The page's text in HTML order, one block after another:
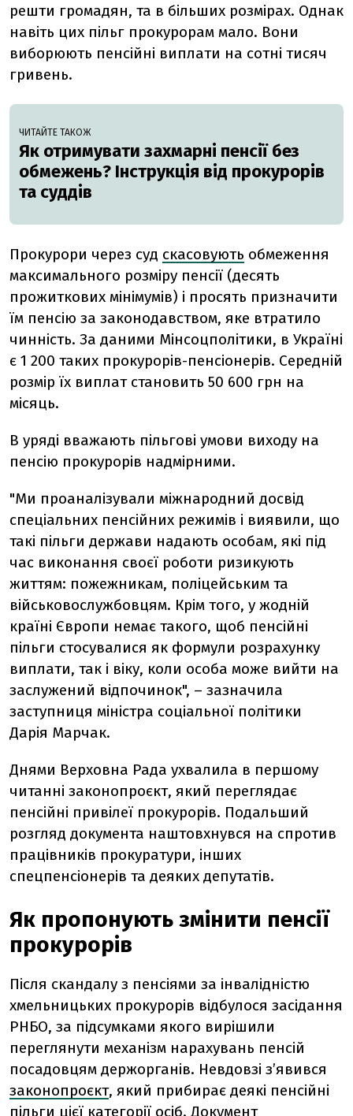
решти громадян, та в більших розмірах. Однак
навіть цих пільг прокурорам мало. Вони
виборюють пенсійні виплати на сотні тисяч
гривень.
ЧИТАЙТЕ ТАКОЖ
Як отримувати захмарні пенсії без
обмежень? Інструкція від прокурорів
та суддів
Прокурори через суд скасовують обмеження
максимального розміру пенсії (десять
прожиткових мінімумів) і просять призначити
їм пенсію за законодавством, яке втратило
чинність. За даними Мінсоцполітики, в Україні
є 1 200 таких прокурорів-пенсіонерів. Середній
розмір їх виплат становить 50 600 грн на
місяць.
В уряді вважають пільгові умови виходу на
пенсію прокурорів надмірними.
"Ми проаналізували міжнародний досвід
спеціальних пенсійних режимів і виявили, що
такі пільги держави надають особам, які під
час виконання своєї роботи ризикують
життям: пожежникам, поліцейським та
військовослужбовцям. Крім того, у жодній
країні Європи немає такого, щоб пенсійні
пільги стосувалися як формули розрахунку
виплати, так і віку, коли особа може вийти на
заслужений відпочинок", – зазначила
заступниця міністра соціальної політики
Дарія Марчак.
Днями Верховна Рада ухвалила в першому
читанні законопроєкт, який переглядає
пенсійні привілеї прокурорів. Подальший
розгляд документа наштовхнувся на спротив
працівників прокуратури, інших
спецпенсіонерів та деяких депутатів.
Як пропонують змінити пенсії
прокурорів
Після скандалу з пенсіями за інвалідністю
хмельницьких прокурорів відбулося засідання
РНБО, за підсумками якого вирішили
переглянути механізм нарахувань пенсій
посадовцям держорганів. Невдовзі зʼявився
законопроєкт, який прибирає деякі пенсійні
пільги цієї категорії осіб. Документ